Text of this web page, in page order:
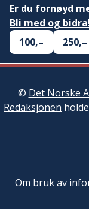
Er du fornøyd
Bli med og
100,–
250,–
© Det Norske
Redaksjonen
Om bruk av